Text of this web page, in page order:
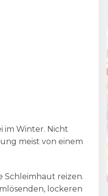
im Winter. Nicht
meist von einem
Schleimhaut reizen.
lockeren